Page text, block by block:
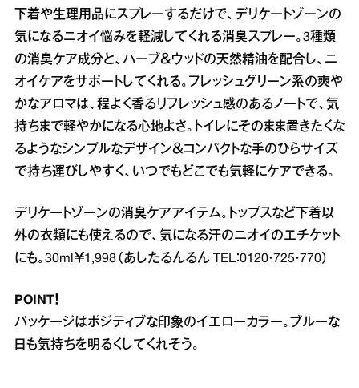
下着や生理用品にスプレーするだけで、デリケートゾーンの
気になるニオイ悩みを軽減してくれる消臭スプレー。3種類
の消臭ケア成分と、ハーブ＆ウッドの天然精油を配合し、ニ
オイケアをサポートしてくれる。フレッシュグリーン系の爽や
かなアロマは、程よく香るリフレッシュ感のあるノートで、気
持ちまで軽やかになる心地よさ。トイレにそのまま置きたくな
るようなシンプルなデザイン＆コンパクトな手のひらサイズ
で持ち運びしやすく、いつでもどこでも気軽にケアできる。
デリケートゾーンの消臭ケアアイテム。トップスなど下着以
外の衣類にも使えるので、気になる汗のニオイのエチケット
にも。30ml￥1,998（あしたるんるん TEL：0120・725・770）
POINT！
パッケージはポジティブな印象のイエローカラー。ブルーな
日も気持ちを明るくしてくれそう。